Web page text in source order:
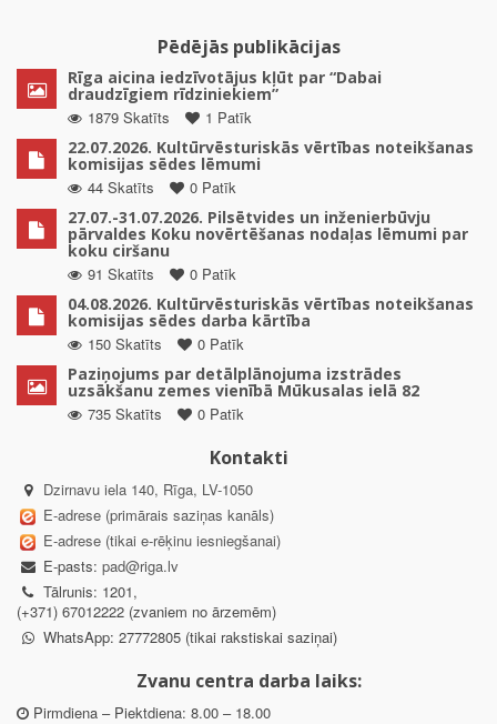
Pēdējās publikācijas
Rīga aicina iedzīvotājus kļūt par “Dabai
draudzīgiem rīdziniekiem”
1879 Skatīts
1 Patīk
22.07.2026. Kultūrvēsturiskās vērtības noteikšanas
komisijas sēdes lēmumi
44 Skatīts
0 Patīk
27.07.-31.07.2026. Pilsētvides un inženierbūvju
pārvaldes Koku novērtēšanas nodaļas lēmumi par
koku ciršanu
91 Skatīts
0 Patīk
04.08.2026. Kultūrvēsturiskās vērtības noteikšanas
komisijas sēdes darba kārtība
150 Skatīts
0 Patīk
Paziņojums par detālplānojuma izstrādes
uzsākšanu zemes vienībā Mūkusalas ielā 82
735 Skatīts
0 Patīk
Kontakti
Dzirnavu iela 140, Rīga, LV-1050
E-adrese (primārais saziņas kanāls)
E-adrese (tikai e-rēķinu iesniegšanai)
E-pasts: pad@riga.lv
Tālrunis: 1201,
(+371) 67012222 (zvaniem no ārzemēm)
WhatsApp: 27772805 (tikai rakstiskai saziņai)
Zvanu centra darba laiks:
Pirmdiena – Piektdiena: 8.00 – 18.00